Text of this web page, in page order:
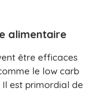
alimentaire
être efficaces
le low carb
est primordial de